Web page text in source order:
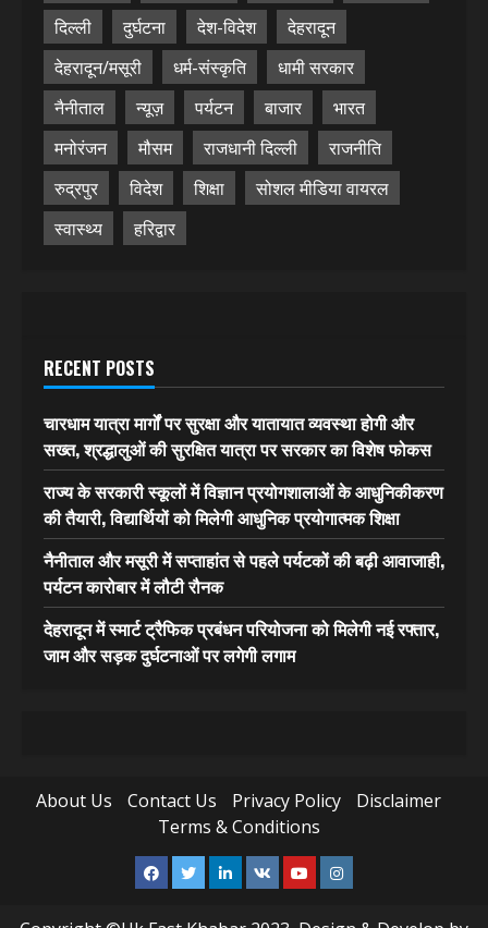
दिल्ली
दुर्घटना देश-विदेश
देहरादून
देहरादून/मसूरी
धर्म-संस्कृति
धामी सरकार
नैनीताल
न्यूज़ पर्यटन बाजार
भारत
मनोरंजन
मौसम राजधानी दिल्ली
राजनीति
रुद्रपुर
विदेश शिक्षा
सोशल मीडिया वायरल
स्वास्थ्य
हरिद्वार
RECENT POSTS
चारधाम यात्रा मार्गों पर सुरक्षा और यातायात व्यवस्था होगी और
सख्त, श्रद्धालुओं की सुरक्षित यात्रा पर सरकार का विशेष फोकस
राज्य के सरकारी स्कूलों में विज्ञान प्रयोगशालाओं के आधुनिकीकरण
की तैयारी, विद्यार्थियों को मिलेगी आधुनिक प्रयोगात्मक शिक्षा
नैनीताल और मसूरी में सप्ताहांत से पहले पर्यटकों की बढ़ी आवाजाही,
पर्यटन कारोबार में लौटी रौनक
देहरादून में स्मार्ट ट्रैफिक प्रबंधन परियोजना को मिलेगी नई रफ्तार,
जाम और सड़क दुर्घटनाओं पर लगेगी लगाम
About Us Contact Us Privacy Policy
Disclaimer
Terms & Conditions
Facebook
TwitterLinkedin
VK YoutubeInstagram